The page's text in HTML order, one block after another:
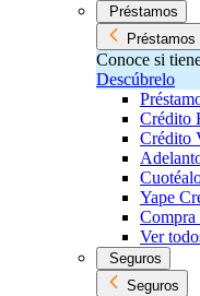
Préstamos
Préstamos
Conoce si
Descúbrelo
Crédito
Crédito
Yape
Compra
Ver
Seguros
Seguros